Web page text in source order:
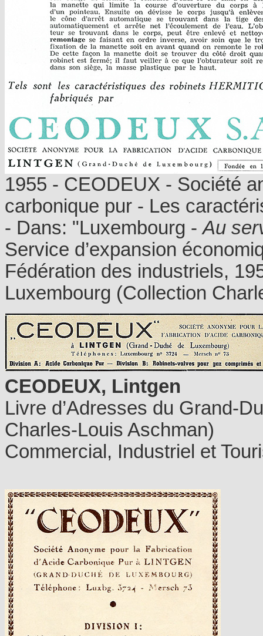
1955 - CEODEUX - Société
carbonique pur - Les
- Dans: "Luxembourg -Au
Service d’expansion
Fédération des industriels,
Luxembourg (Collection
CEODEUX, Lintgen
Livre d’Adresses du Grand-
Charles-Louis Aschman)
Commercial, Industriel et